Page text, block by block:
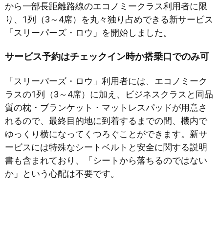
から一部長距離路線のエコノミークラス利用者に限
り、1列（3～4席）を丸々独り占めできる新サービス
「スリーパーズ・ロウ」を開始しました。
サービス予約はチェックイン時か搭乗口でのみ可
「スリーパーズ・ロウ」利用者には、エコノミーク
ラスの1列（3～4席）に加え、ビジネスクラスと同品
質の枕・ブランケット・マットレスパッドが用意さ
れるので、最終目的地に到着するまでの間、機内で
ゆっくり横になってくつろぐことができます。新サ
ービスには特殊なシートベルトと安全に関する説明
書も含まれており、「シートから落ちるのではない
か」という心配は不要です。